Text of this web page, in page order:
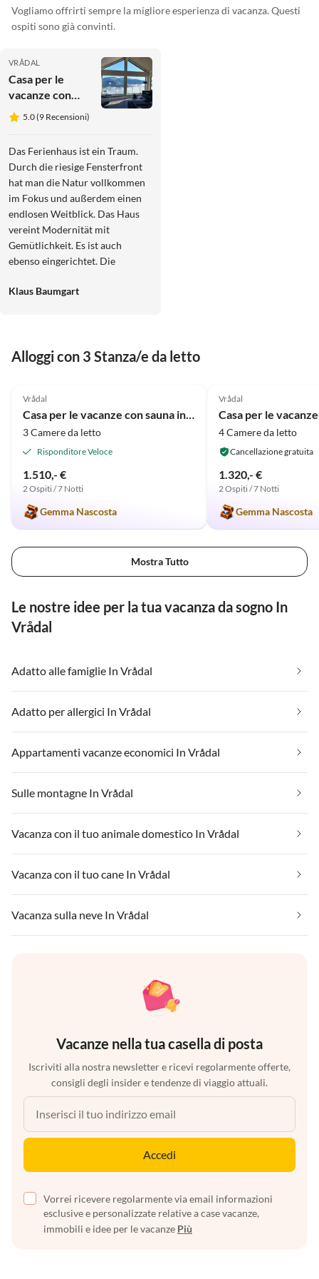
Vogliamo offrirti sempre la migliore esperienza di vacanza. Questi
ospiti sono già convinti.
VRÅDAL
Casa per le
vacanze con
sauna in
montagna
5.0 (9 Recensioni)
Das Ferienhaus ist ein Traum.
Durch die riesige Fensterfront
hat man die Natur vollkommen
im Fokus und außerdem einen
endlosen Weitblick. Das Haus
vereint Modernität mit
Gemütlichkeit. Es ist auch
ebenso eingerichtet. Die
Luft, die Möbel sind gemütlich
Küche mit ihrer Ausstattung
und Platz für vier Personen. Es
gibt ein großes sowie zwei
kleinere Schlafräume, die
vollkommen ausreichend sind.
Garage abstellen konnten war
ein weiteres Highlight.
Klaus Baumgart
Alloggi con 3 Stanza/e da letto
Vrådal
3 Camere da letto
Risponditore Veloce
1.510,- €
2 Ospiti / 7 Notti
Gemma Nascosta
Vrådal
Casa per le
4 Camere da letto
Cancellazione gratuita
1.320,- €
2 Ospiti / 7 Notti
Gemma Nascosta
Mostra Tutto
Le nostre idee per la tua vacanza da sogno In
Vrådal
Adatto alle famiglie In Vrådal
Adatto per allergici In Vrådal
Appartamenti vacanze economici In Vrådal
Sulle montagne In Vrådal
Vacanza con il tuo animale domestico In Vrådal
Vacanza con il tuo cane In Vrådal
Vacanza sulla neve In Vrådal
Vacanze nella tua casella di posta
Iscriviti alla nostra newsletter e ricevi regolarmente offerte,
consigli degli insider e tendenze di viaggio attuali.
Accedi
Vorrei ricevere regolarmente via email informazioni
esclusive e personalizzate relative a case vacanze,
immobili e idee per le vacanze Più